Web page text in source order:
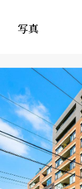
い機付）、給
■2000年（平
■東京メトロ
り徒歩3分の好
■RC造地下1階
■フロントマネ
る24時間有人
■ペット飼育
写真